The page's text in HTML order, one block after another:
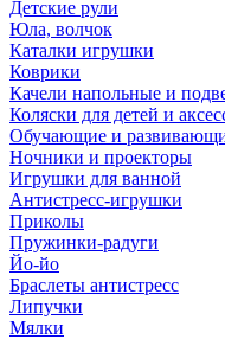
Детские рули
Юла, волчок
Каталки игрушки
Коврики
Качели напольные и
Коляски для детей и
Обучающие и
Ночники и проекторы
Игрушки для ванной
Антистресс-игрушки
Приколы
Пружинки-радуги
Йо-йо
Браслеты антистресс
Липучки
Мялки